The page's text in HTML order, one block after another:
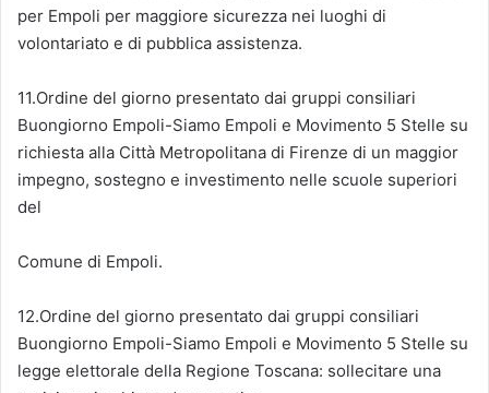
per Empoli per maggiore sicurezza nei luoghi di
volontariato e di pubblica assistenza.
11.Ordine del giorno presentato dai gruppi consiliari
Buongiorno Empoli-Siamo Empoli e Movimento 5 Stelle su
richiesta alla Città Metropolitana di Firenze di un maggior
impegno, sostegno e investimento nelle scuole superiori
del
Comune di Empoli.
12.Ordine del giorno presentato dai gruppi consiliari
Buongiorno Empoli-Siamo Empoli e Movimento 5 Stelle su
legge elettorale della Regione Toscana: sollecitare una